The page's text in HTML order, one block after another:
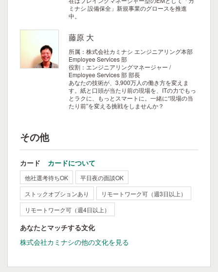
ミナシ 設備保全」新規事業のグロースを推進
中。
藤原 大
所属：株式会社カミナシ エンジニアリング本部
Employee Services 部
役割：エンジニアリングマネージャー /
Employee Services 部 部長
あなたの技術が、3,900万人の働き方を変えま
す。紙と口頭が当たり前の現場を、ITの力でもっ
とラクに、もっとスマートに。一緒に“現場の当
たり前”を変える挑戦をしませんか？
その他
カード カードについて
他社選考待ちOK
平日夜の面談OK
ストックオプションあり
リモートワーク可（週3日以上）
リモートワーク可（週4日以上）
あなたとマッチする文化
株式会社カミナシの他の文化を見る